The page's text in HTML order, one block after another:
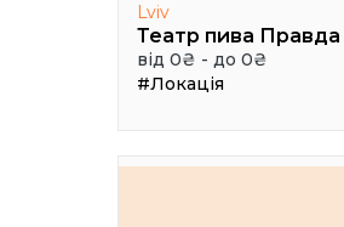
Lviv
Театр пива Правда
від 0₴ - до 0₴
#Локація